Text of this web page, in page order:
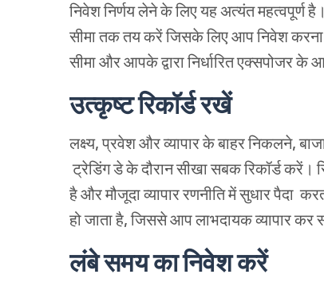
निवेशनिर्णयलेनेकेलिएयहअत्यंतमहत्वपूर्णहै।
सीमातकतयकरेंजिसकेलिएआपनिवेशकरना
सीमाऔरआपकेद्वारानिर्धारितएक्सपोजरके
उत्कृष्टरिकॉर्डरखें
लक्ष्य,प्रवेशऔरव्यापारकेबाहरनिकलने,
ट्रेडिंग डे केदौरानसीखासबकरिकॉर्डकरें।
हैऔरमौजूदाव्यापाररणनीतिमेंसुधार पैदा
होजाताहै,जिससेआपलाभदायकव्यापारकर
लंबे समय का निवेशकरें